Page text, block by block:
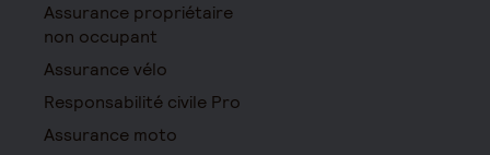
Assurance propriétaire
non occupant
Assurance vélo
Responsabilité civile Pro
Assurance moto